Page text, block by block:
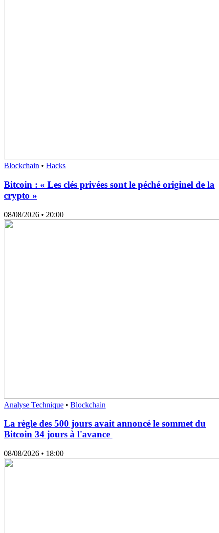
Blockchain • Hacks
Bitcoin : « Les clés privées sont le péché originel de la
crypto »
08/08/2026 • 20:00
Analyse Technique • Blockchain
La règle des 500 jours avait annoncé le sommet du
Bitcoin 34 jours à l'avance
08/08/2026 • 18:00